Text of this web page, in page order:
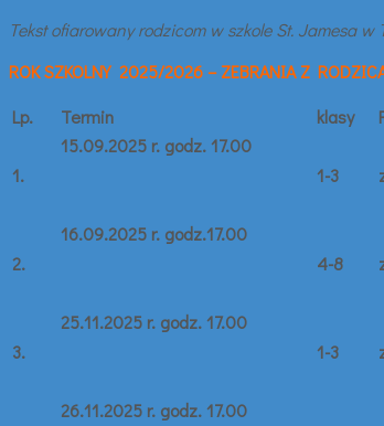
Tekst ofiarowany rodzicom w szkole St. Jamesa w
ROK SZKOLNY 2025/2026 – ZEBRANIA Z
Lp.
Termin klasy
1.
15.09.2025 r. godz. 17.00
1-3
2.
16.09.2025 r. godz.17.00
4-8
3.
25.11.2025 r. godz. 17.00
1-3
26.11.2025 r. godz. 17.00